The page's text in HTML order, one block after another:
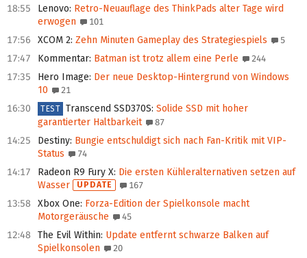
18:55 Lenovo: Retro-Neuauflage des ThinkPads alter Tage wird
erwogen
101
17:56 XCOM 2: Zehn Minuten Gameplay des Strategiespiels 5
17:47 Kommentar: Batman ist trotz allem eine Perle 244
17:35 Hero Image: Der neue Desktop-Hintergrund von Windows
10
21
16:30 TEST Transcend SSD370S: Solide SSD mit hoher
garantierter Haltbarkeit
87
14:25 Destiny: Bungie entschuldigt sich nach Fan-Kritik mit VIP-
Status
74
14:17 Radeon R9 Fury X: Die ersten Kühleralternativen setzen auf
Wasser
UPDATE 167
13:58 Xbox One: Forza-Edition der Spielkonsole macht
Motorgeräusche
45
12:48 The Evil Within: Update entfernt schwarze Balken auf
Spielkonsolen
20